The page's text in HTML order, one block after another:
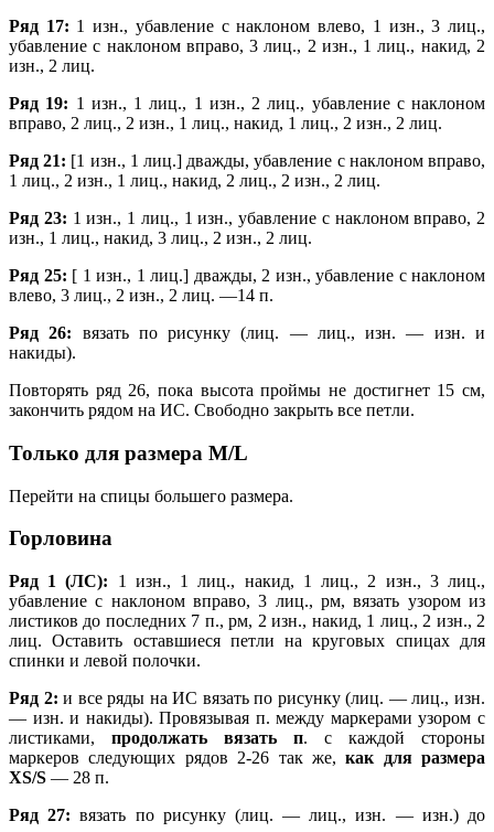
Ряд 17: 1 изн., убавление с наклоном влево, 1 изн., 3 лиц.,
убавление с наклоном вправо, 3 лиц., 2 изн., 1 лиц., накид, 2
изн., 2 лиц.
Ряд 19: 1 изн., 1 лиц., 1 изн., 2 лиц., убавление с наклоном
вправо, 2 лиц., 2 изн., 1 лиц., накид, 1 лиц., 2 изн., 2 лиц.
Ряд 21: [1 изн., 1 лиц.] дважды, убавление с наклоном вправо,
1 лиц., 2 изн., 1 лиц., накид, 2 лиц., 2 изн., 2 лиц.
Ряд 23: 1 изн., 1 лиц., 1 изн., убавление с наклоном вправо, 2
изн., 1 лиц., накид, 3 лиц., 2 изн., 2 лиц.
Ряд 25: [ 1 изн., 1 лиц.] дважды, 2 изн., убавление с наклоном
влево, 3 лиц., 2 изн., 2 лиц. —14 п.
Ряд 26: вязать по рисунку (лиц. — лиц., изн. — изн. и
накиды).
Повторять ряд 26, пока высота проймы не достигнет 15 см,
закончить рядом на ИС. Свободно закрыть все петли.
Только для размера M/L
Перейти на спицы большего размера.
Горловина
Ряд 1 (ЛС): 1 изн., 1 лиц., накид, 1 лиц., 2 изн., 3 лиц.,
убавление с наклоном вправо, 3 лиц., рм, вязать узором из
листиков до последних 7 п., рм, 2 изн., накид, 1 лиц., 2 изн., 2
лиц. Оставить оставшиеся петли на круговых спицах для
спинки и левой полочки.
Ряд 2: и все ряды на ИС вязать по рисунку (лиц. — лиц., изн.
— изн. и накиды). Провязывая п. между маркерами узором с
листиками, продолжать вязать п. с каждой стороны
маркеров следующих рядов 2-26 так же,как для размера
XS/S — 28 п.
Ряд 27: вязать по рисунку (лиц. — лиц., изн. — изн.) до